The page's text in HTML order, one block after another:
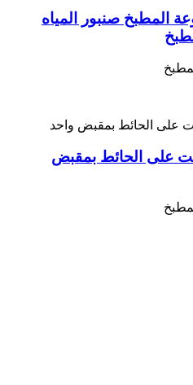
المطبخ صنبور المياه
على الحائط بمقبض